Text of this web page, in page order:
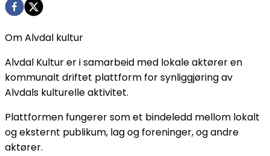
Om Alvdal kultur
Alvdal Kultur er i samarbeid med lokale aktører en
kommunalt driftet plattform for synliggjøring av
Alvdals kulturelle aktivitet.
Plattformen fungerer som et bindeledd mellom lokalt
og eksternt publikum, lag og foreninger, og andre
aktører.